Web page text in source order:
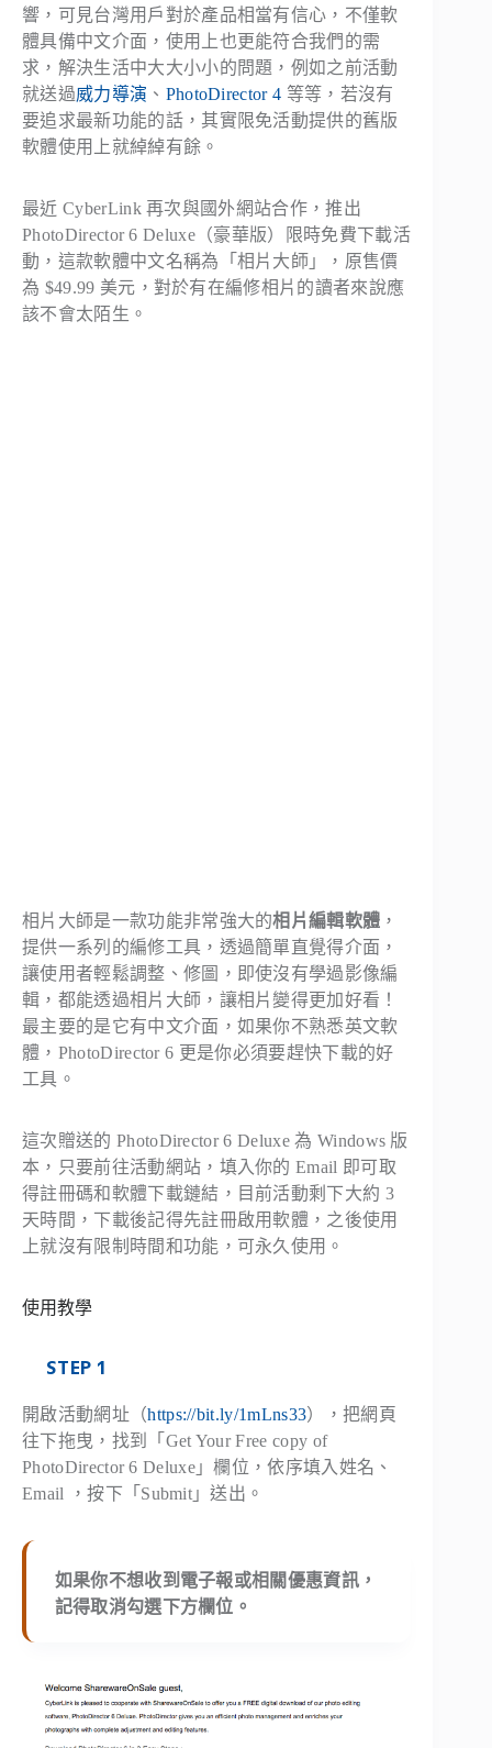
響，可見台灣用戶對於產品相當有信心，不僅軟
體具備中文介面，使用上也更能符合我們的需
求，解決生活中大大小小的問題，例如之前活動
就送過威力導演 、 PhotoDirector 4 等等，若沒有
要追求最新功能的話，其實限免活動提供的舊版
軟體使用上就綽綽有餘。
最近 CyberLink 再次與國外網站合作，推出
PhotoDirector 6 Deluxe（豪華版）限時免費下載活
動，這款軟體中文名稱為「相片大師」，原售價
為 $49.99 美元，對於有在編修相片的讀者來說應
該不會太陌生。
相片大師是一款功能非常強大的相片編輯軟體 ，
提供一系列的編修工具，透過簡單直覺得介面，
讓使用者輕鬆調整、修圖，即使沒有學過影像編
輯，都能透過相片大師，讓相片變得更加好看！
最主要的是它有中文介面，如果你不熟悉英文軟
體，PhotoDirector 6 更是你必須要趕快下載的好
工具。
這次贈送的 PhotoDirector 6 Deluxe 為 Windows 版
本，只要前往活動網站，填入你的 Email 即可取
得註冊碼和軟體下載鏈結，目前活動剩下大約 3
天時間，下載後記得先註冊啟用軟體，之後使用
上就沒有限制時間和功能，可永久使用。
使用教學
STEP 1
開啟活動網址（https://bit.ly/1mLns33），把網頁
往下拖曳，找到「Get Your Free copy of
PhotoDirector 6 Deluxe」欄位，依序填入姓名、
Email ，按下「Submit」送出。
如果你不想收到電子報或相關優惠資訊，
記得取消勾選下方欄位。